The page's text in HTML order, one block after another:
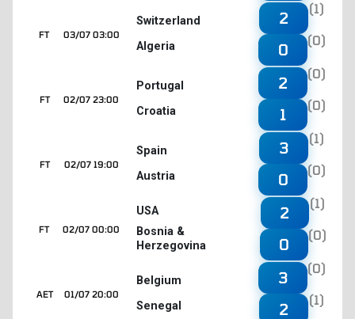
03/07 03:00
FT
Switzerland
Algeria
2
(1)
0
(0)
02/07 23:00
FT
Portugal
Croatia
2
(0)
1
(0)
02/07 19:00
FT
Spain
Austria
3
(1)
0
(0)
02/07 00:00
FT
USA
Bosnia &
Herzegovina
2
(1)
0
(0)
01/07 20:00
AET
Belgium
Senegal
3
(0)
2
(1)